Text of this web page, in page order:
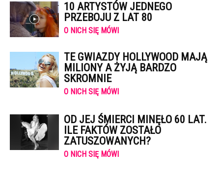
10 ARTYSTÓW JEDNEGO
PRZEBOJU Z LAT 80
O NICH SIĘ MÓWI
TE GWIAZDY HOLLYWOOD MAJĄ
MILIONY A ŻYJĄ BARDZO
SKROMNIE
O NICH SIĘ MÓWI
OD JEJ ŚMIERCI MINĘŁO 60 LAT.
ILE FAKTÓW ZOSTAŁO
ZATUSZOWANYCH?
O NICH SIĘ MÓWI